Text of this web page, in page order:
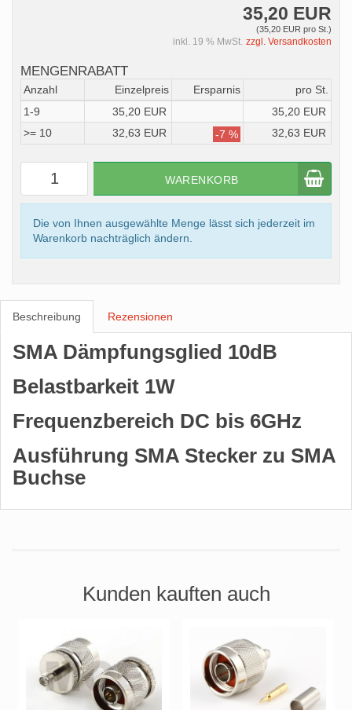
35,20 EUR
(35,20 EUR pro St.)
inkl. 19 % MwSt. zzgl. Versandkosten
MENGENRABATT
Anzahl Einzelpreis Ersparnis
pro St.
1-9
35,20 EUR
35,20 EUR
>= 10
32,63 EUR -7 % 32,63 EUR
WARENKORB
Die von Ihnen ausgewählte Menge lässt sich jederzeit im
Warenkorb nachträglich ändern.
Beschreibung Rezensionen
SMA Dämpfungsglied 10dB
Belastbarkeit 1W
Frequenzbereich DC bis 6GHz
Ausführung SMA Stecker zu SMA
Buchse
Kunden kauften auch